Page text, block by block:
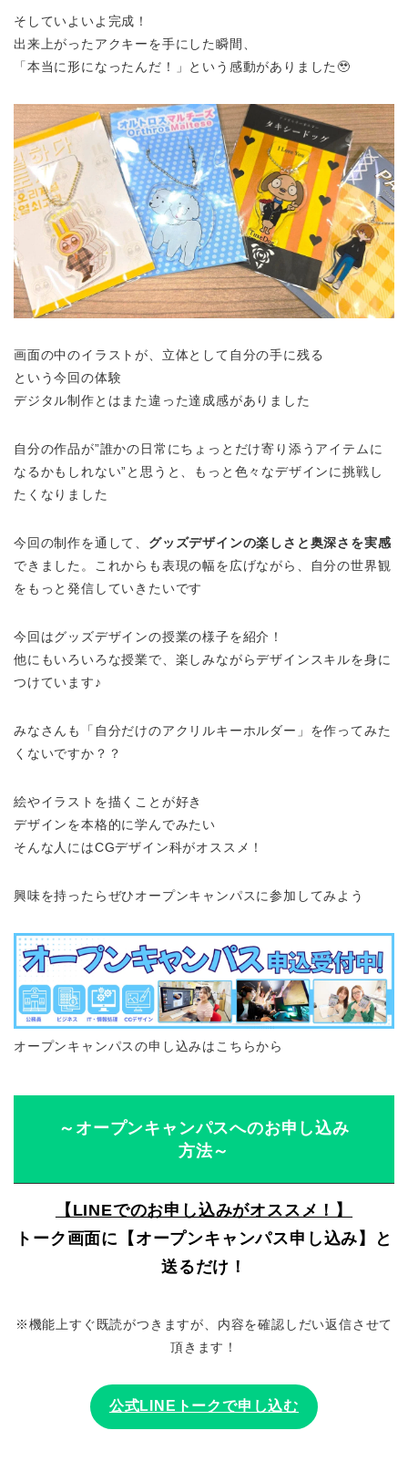
そしていよいよ完成！
出来上がったアクキーを手にした瞬間、
「本当に形になったんだ！」という感動がありました🥹
画面の中のイラストが、立体として自分の手に残る
という今回の体験
デジタル制作とはまた違った達成感がありました
自分の作品が”誰かの日常にちょっとだけ寄り添うアイテムに
なるかもしれない”と思うと、もっと色々なデザインに挑戦し
たくなりました
今回の制作を通して、 グッズデザインの楽しさと奥深さを実感
できました。これからも表現の幅を広げながら、自分の世界観
をもっと発信していきたいです
今回はグッズデザインの授業の様子を紹介！
他にもいろいろな授業で、楽しみながらデザインスキルを身に
つけています♪
みなさんも「自分だけのアクリルキーホルダー」を作ってみた
くないですか？？
絵やイラストを描くことが好き
デザインを本格的に学んでみたい
そんな人にはCGデザイン科がオススメ！
興味を持ったらぜひオープンキャンパスに参加してみよう
オープンキャンパスの申し込みはこちらから
～オープンキャンパスへのお申し込み
方法～
【LINEでのお申し込みがオススメ！】
トーク画面に【オープンキャンパス申し込み】と
送るだけ！
※機能上すぐ既読がつきますが、内容を確認しだい返信させて
頂きます！
公式LINEトークで申し込む